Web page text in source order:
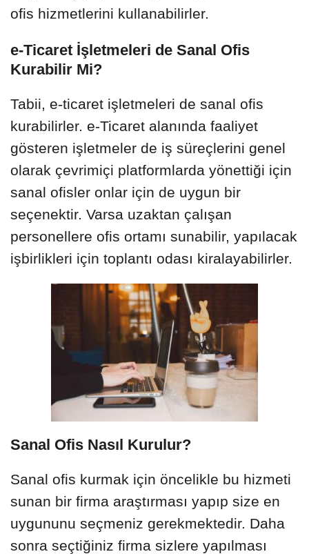
ofis hizmetlerini kullanabilirler.
e-Ticaret İşletmeleri de Sanal Ofis
Kurabilir Mi?
Tabii, e-ticaret işletmeleri de sanal ofis
kurabilirler. e-Ticaret alanında faaliyet
gösteren işletmeler de iş süreçlerini genel
olarak çevrimiçi platformlarda yönettiği için
sanal ofisler onlar için de uygun bir
seçenektir. Varsa uzaktan çalışan
personellere ofis ortamı sunabilir, yapılacak
işbirlikleri için toplantı odası kiralayabilirler.
Sanal Ofis Nasıl Kurulur?
Sanal ofis kurmak için öncelikle bu hizmeti
sunan bir firma araştırması yapıp size en
uygununu seçmeniz gerekmektedir. Daha
sonra seçtiğiniz firma sizlere yapılması